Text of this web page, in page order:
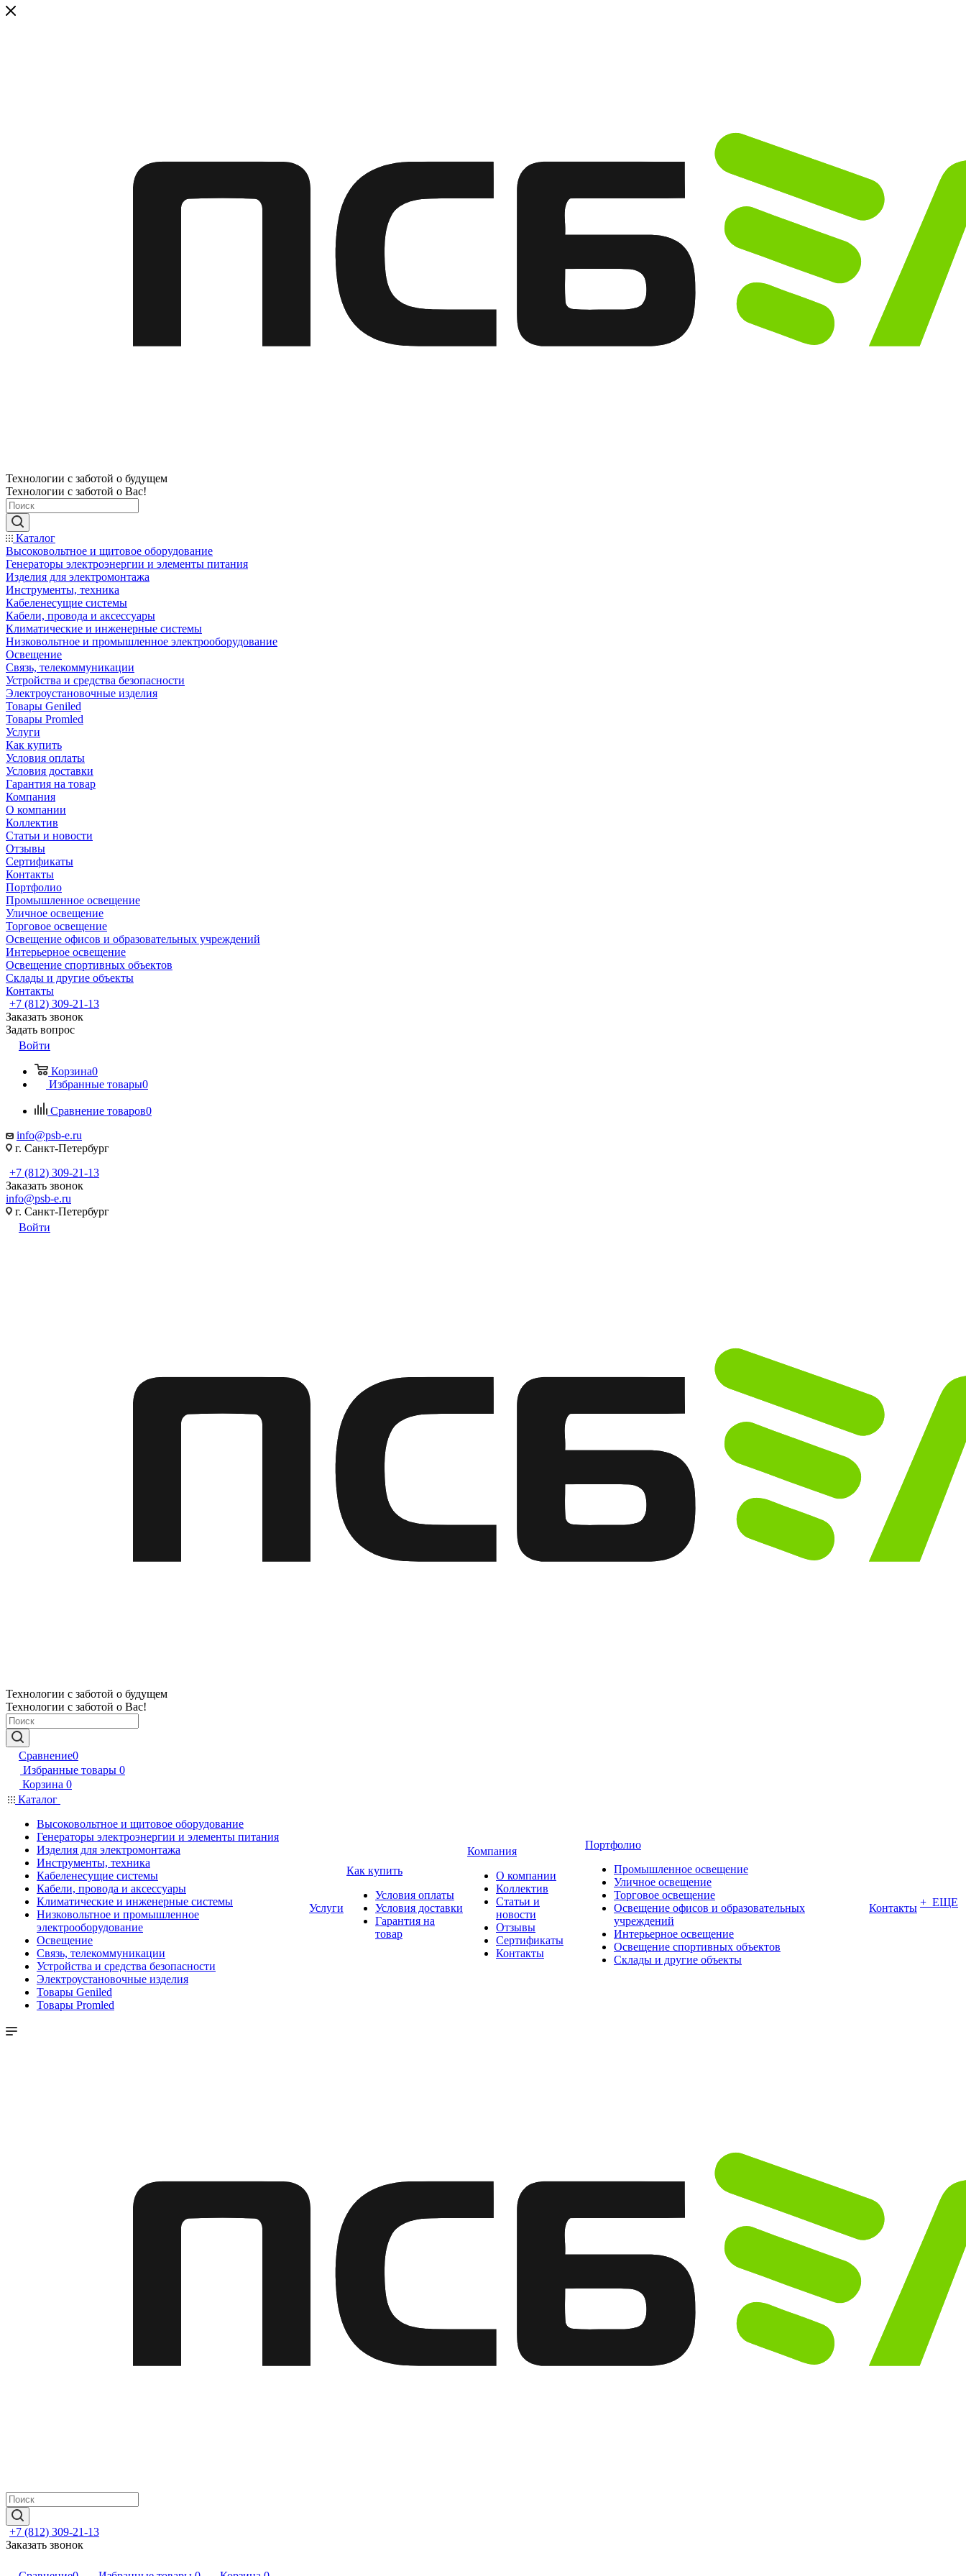
Технологии с заботой о будущем
Технологии с заботой о Вас!
Каталог
Высоковольтное и щитовое оборудование
Генераторы электроэнергии и элементы питания
Изделия для электромонтажа
Инструменты, техника
Кабеленесущие системы
Кабели, провода и аксессуары
Климатические и инженерные системы
Низковольтное и промышленное электрооборудование
Освещение
Связь, телекоммуникации
Устройства и средства безопасности
Электроустановочные изделия
Товары Geniled
Товары Promled
Услуги
Как купить
Условия оплаты
Условия доставки
Гарантия на товар
Компания
О компании
Коллектив
Статьи и новости
Отзывы
Сертификаты
Контакты
Портфолио
Промышленное освещение
Уличное освещение
Торговое освещение
Освещение офисов и образовательных учреждений
Интерьерное освещение
Освещение спортивных объектов
Склады и другие объекты
Контакты
+7 (812) 309-21-13
Заказать звонок
Задать вопрос
Войти
Корзина0
Избранные товары0
Сравнение товаров0
info@psb-e.ru
г. Санкт-Петербург
+7 (812) 309-21-13
Заказать звонок
info@psb-e.ru
г. Санкт-Петербург
Войти
Технологии с заботой о будущем
Технологии с заботой о Вас!
Сравнение0
Избранные товары 0
Корзина 0
Каталог
Высоковольтное и щитовое оборудование
Генераторы электроэнергии и элементы питания
Изделия для электромонтажа
Инструменты, техника
Кабеленесущие системы
Кабели, провода и аксессуары
Климатические и инженерные системы
Низковольтное и промышленное
электрооборудование
Освещение
Связь, телекоммуникации
Устройства и средства безопасности
Электроустановочные изделия
Товары Geniled
Товары Promled
Услуги
Как купить
Условия оплаты
Условия доставки
Гарантия на
товар
Компания
О компании
Коллектив
Статьи и
новости
Отзывы
Сертификаты
Контакты
Портфолио
Промышленное освещение
Уличное освещение
Торговое освещение
Освещение офисов и образовательных
учреждений
Интерьерное освещение
Освещение спортивных объектов
Склады и другие объекты
Контакты + ЕЩЕ
+7 (812) 309-21-13
Заказать звонок